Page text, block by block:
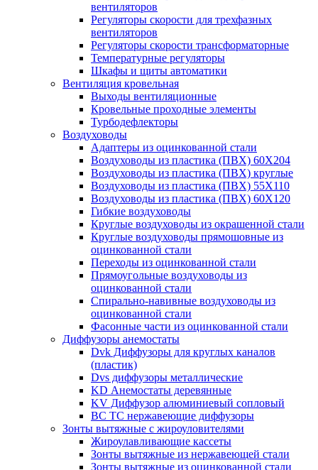
вентиляторов
Регуляторы скорости для трехфазных
вентиляторов
Регуляторы скорости трансформаторные
Температурные регуляторы
Шкафы и щиты автоматики
Вентиляция кровельная
Выходы вентиляционные
Кровельные проходные элементы
Турбодефлекторы
Воздуховоды
Адаптеры из оцинкованной стали
Воздуховоды из пластика (ПВХ) 60Х204
Воздуховоды из пластика (ПВХ) круглые
Воздуховоды из пластика (ПВХ) 55Х110
Воздуховоды из пластика (ПВХ) 60Х120
Гибкие воздуховоды
Круглые воздуховоды из окрашенной стали
Круглые воздуховоды прямошовные из
оцинкованной стали
Переходы из оцинкованной стали
Прямоугольные воздуховоды из
оцинкованной стали
Спирально-навивные воздуховоды из
оцинкованной стали
Фасонные части из оцинкованной стали
Диффузоры анемостаты
Dvk Диффузоры для круглых каналов
(пластик)
Dvs диффузоры металлические
KD Анемостаты деревянные
KV Диффузор алюминиевый сопловый
ВС ТС нержавеющие диффузоры
Зонты вытяжные с жироуловителями
Жироулавливающие кассеты
Зонты вытяжные из нержавеющей стали
Зонты вытяжные из оцинкованной стали